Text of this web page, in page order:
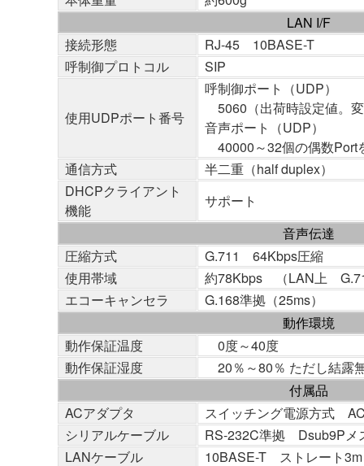
LAN I/F
接続形態
RJ-45 10BASE-T
呼制御プロトコル
SIP
使用UDPポート番号
呼制御ポート（UDP）
5060（出荷時設定値。
音声ポート（UDP）
40000～32個の偶数Port
通信方式
半二重（half duplex）
DHCPクライアント
機能
サポート
音声伝達
圧縮方式
G.711 64Kbps圧縮
使用帯域
約78Kbps （LAN上
エコーキャンセラ
G.168準拠（25ms）
動作環境
動作保証温度
0度～40度
動作保証湿度
20％～80％ ただし結露
付属品
ACアダプタ
スイッチング電源方式
シリアルケーブル
RS-232C準拠 Dsub9P
LANケーブル
10BASE-T ストレート3m